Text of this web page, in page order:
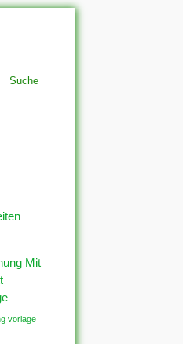
Suche
Mit
vorlage